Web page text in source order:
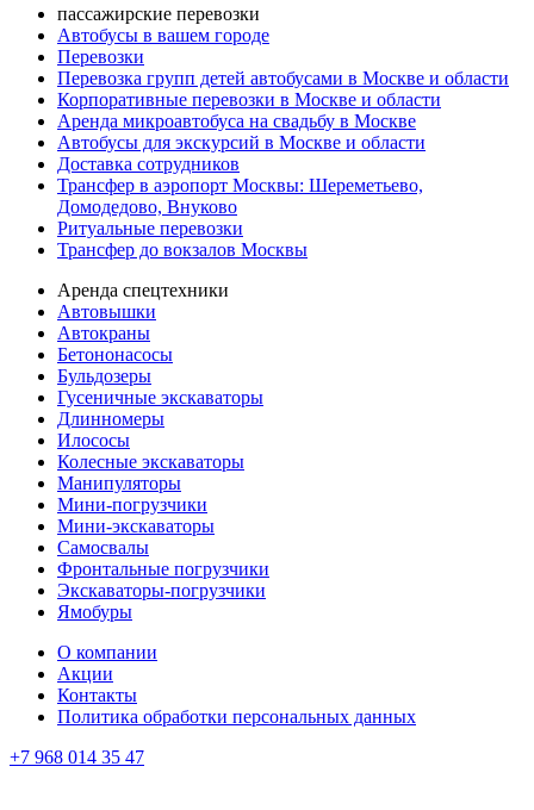
пассажирские перевозки
Автобусы в вашем городе
Перевозки
Перевозка групп детей автобусами в Москве и области
Корпоративные перевозки в Москве и области
Аренда микроавтобуса на свадьбу в Москве
Автобусы для экскурсий в Москве и области
Доставка сотрудников
Трансфер в аэропорт Москвы: Шереметьево,
Домодедово, Внуково
Ритуальные перевозки
Трансфер до вокзалов Москвы
Аренда спецтехники
Автовышки
Автокраны
Бетононасосы
Бульдозеры
Гусеничные экскаваторы
Длинномеры
Илососы
Колесные экскаваторы
Манипуляторы
Мини-погрузчики
Мини-экскаваторы
Самосвалы
Фронтальные погрузчики
Экскаваторы-погрузчики
Ямобуры
О компании
Акции
Контакты
Политика обработки персональных данных
+7 968 014 35 47